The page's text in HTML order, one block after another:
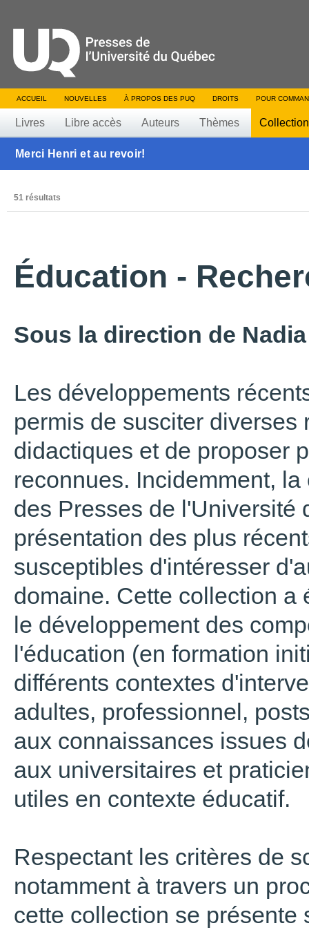
ACCUEIL NOUVELLES À PROPOS DES PUQ DROITS POUR
Livres Libre accès Auteurs Thèmes
Merci Henri et au revoir!
51 résultats
Éducation -
Sous la direction de
Les développements
permis de susciter
didactiques et de proposer
reconnues. Incidemment,
des Presses de l'Université
présentation des plus
susceptibles d'intéresser
domaine. Cette collection a
le développement des
l'éducation (en formation
différents contextes
adultes, professionnel,
aux connaissances issues
aux universitaires et
utiles en contexte éducatif.
Respectant les critères de
notamment à travers un
cette collection se présente